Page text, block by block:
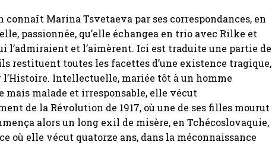
connaît Marina Tsvetaeva par ses correspondances, en
passionnée, qu’elle échangea en trio avec Rilke et
l’admiraient et l’aimèrent. Ici est traduite une partie de
restituent toutes les facettes d’une existence tragique,
l’Histoire. Intellectuelle, mariée tôt à un homme
mais malade et irresponsable, elle vécut
de la Révolution de 1917, où une de ses filles mourut
alors un long exil de misère, en Tchécoslovaquie,
où elle vécut quatorze ans, dans la méconnaissance